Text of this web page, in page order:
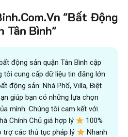
"Bất Động
Tân Bình"
động sản quận Tân Bình cập
tôi cung cấp dữ liệu tin đăng lớn
động sản: Nhà Phố, Villa, Biệt
giúp bạn có những lựa chọn
mình. Chúng tôi cam kết với
Chính Chủ giá hợp lý
100%
trợ các thủ tục pháp lý
Nhanh